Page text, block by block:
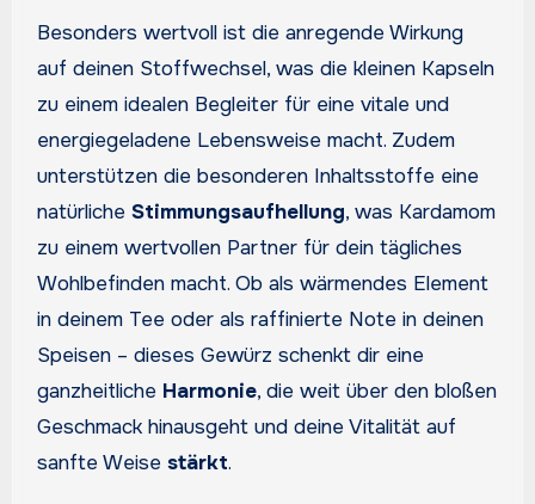
Besonders wertvoll ist die anregende Wirkung
auf deinen Stoffwechsel, was die kleinen Kapseln
zu einem idealen Begleiter für eine vitale und
energiegeladene Lebensweise macht. Zudem
unterstützen die besonderen Inhaltsstoffe eine
natürliche Stimmungsaufhellung, was Kardamom
zu einem wertvollen Partner für dein tägliches
Wohlbefinden macht. Ob als wärmendes Element
in deinem Tee oder als raffinierte Note in deinen
Speisen – dieses Gewürz schenkt dir eine
ganzheitliche Harmonie, die weit über den bloßen
Geschmack hinausgeht und deine Vitalität auf
sanfte Weise stärkt.